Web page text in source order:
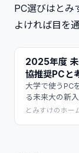
PC選びはとみ
よければ目を
2025年度 未
協推奨PCと
大学で使うPC
る未来大の新
に、PCを選ぶ
とみすけのホー